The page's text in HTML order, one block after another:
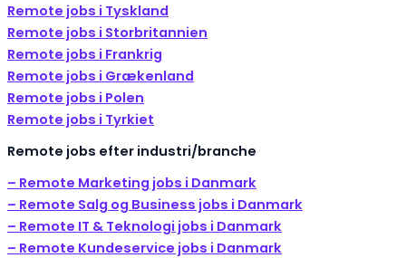
Remote jobs i Tyskland
Remote jobs i Storbritannien
Remote jobs i Frankrig
Remote jobs i Grækenland
Remote jobs i Polen
Remote jobs i Tyrkiet
Remote jobs efter industri/branche
– Remote Marketing jobs i Danmark
– Remote Salg og Business jobs i Danmark
– Remote IT & Teknologi jobs i Danmark
– Remote Kundeservice jobs i Danmark